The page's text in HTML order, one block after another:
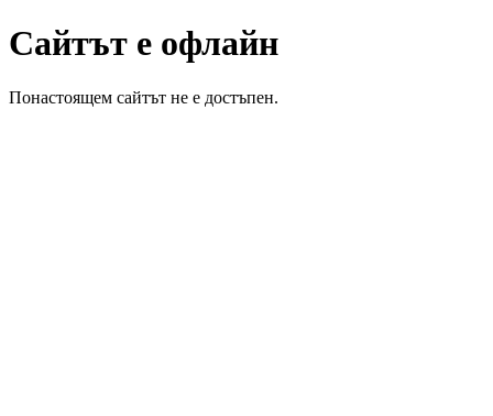
Сайтът е офлайн
Понастоящем сайтът не е достъпен.